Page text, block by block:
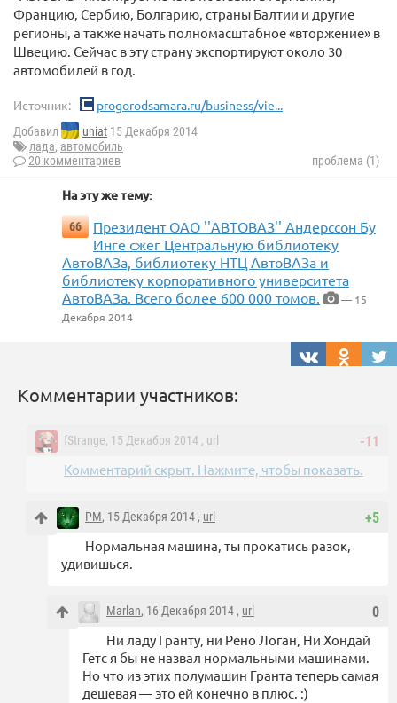
Францию, Сербию, Болгарию, страны Балтии и другие
регионы, а также начать полномасштабное «вторжение» в
Швецию. Сейчас в эту страну экспортируют около 30
автомобилей в год.
Источник: progorodsamara.ru/business/vie...
Добавил uniat 15 Декабря 2014
лада, автомобиль
20 комментариев
проблема (1)
На эту же тему:
66
Президент ОАО ''АВТОВАЗ'' Андерссон Бу
Инге сжег Центральную библиотеку
АвтоВАЗа, библиотеку НТЦ АвтоВАЗа и
библиотеку корпоративного университета
АвтоВАЗа. Всего более 600 000 томов.
— 15
Декабря 2014
Комментарии участников:
-11
fStrange, 15 Декабря 2014 , url
Комментарий скрыт. Нажмите, чтобы показать.
+5
PM, 15 Декабря 2014 , url
Нормальная машина, ты прокатись разок,
удивишься.
0
Marlan, 16 Декабря 2014 , url
Ни ладу Гранту, ни Рено Логан, Ни Хондай
Гетс я бы не назвал нормальными машинами.
Но что из этих полумашин Гранта теперь самая
дешевая — это ей конечно в плюс. :)